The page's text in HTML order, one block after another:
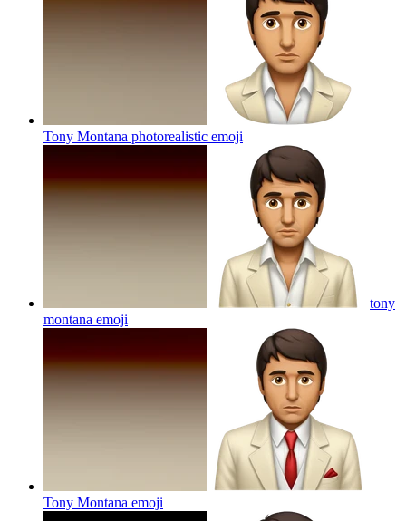
Tony Montana photorealistic emoji
tony
montana emoji
Tony Montana emoji